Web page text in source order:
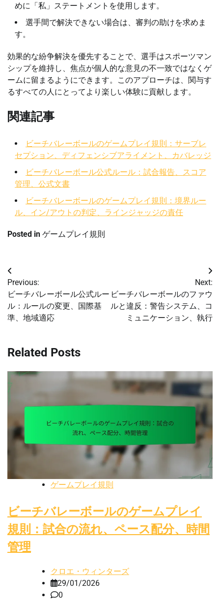
めに「私」ステートメントを使用します。
選手間で解決できない場合は、審判の助けを求めま
す。
効果的な紛争解決を優先することで、選手はスポーツマン
シップを維持し、焦点が個人的な意見の不一致ではなくゲ
ームに留まるようにできます。このアプローチは、関与す
るすべての人にとってより楽しい体験に貢献します。
関連記事
ビーチバレーボールのゲームプレイ規則：サーブレ
セプション、ディフェンシブアライメント、カバレッジ
ビーチバレーボール公式ルール：試合報告、スコア
管理、公式文書
ビーチバレーボールのゲームプレイ規則：境界ルー
ル、イン/アウトの判定、ラインジャッジの責任
Posted in ゲームプレイ規則
Post
navigation
Previous:
ビーチバレーボール公式ルー
ル：ルールの変更、国際基
準、地域適応
Next:
ビーチバレーボールのファウ
ルと違反：警告システム、コ
ミュニケーション、執行
Related Posts
ゲームプレイ規則
ビーチバレーボールのゲームプレイ
規則：試合の流れ、ペース配分、時間
管理
クロエ・ウィンターズ
29/01/2026
0